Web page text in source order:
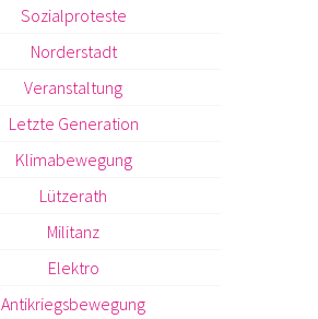
Sozialproteste
Norderstadt
Veranstaltung
Letzte Generation
Klimabewegung
Lützerath
Militanz
Elektro
Antikriegsbewegung